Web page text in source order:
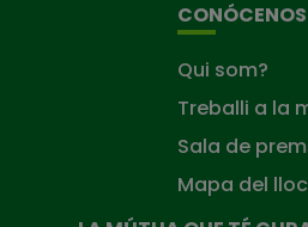
CONÓCENOS
Qui som?
Treballi a la
Sala de
Mapa del lloc